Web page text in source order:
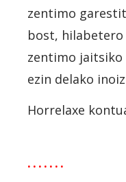
zentimo
bost,
zentimo
ezin delako
Horrelaxe
· · · · · · ·